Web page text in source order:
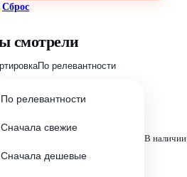
Сброс
смотрели
По релевантности
По релевантности
Сначала свежие
Сначала дешевые
В наличии